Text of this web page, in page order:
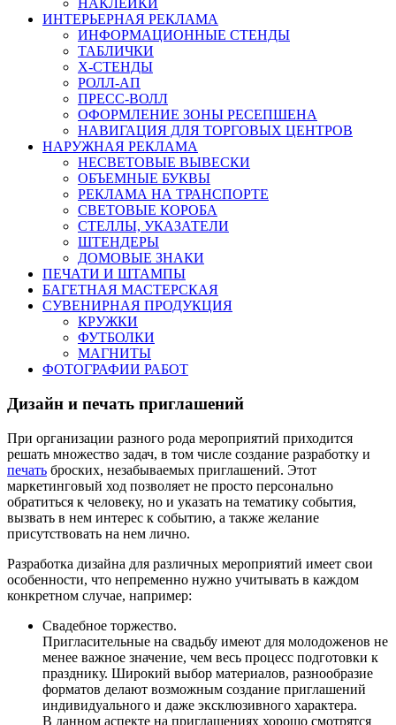
НАКЛЕЙКИ
ИНТЕРЬЕРНАЯ РЕКЛАМА
ИНФОРМАЦИОННЫЕ СТЕНДЫ
ТАБЛИЧКИ
X-СТЕНДЫ
РОЛЛ-АП
ПРЕСС-ВОЛЛ
ОФОРМЛЕНИЕ ЗОНЫ РЕСЕПШЕНА
НАВИГАЦИЯ ДЛЯ ТОРГОВЫХ ЦЕНТРОВ
НАРУЖНАЯ РЕКЛАМА
НЕСВЕТОВЫЕ ВЫВЕСКИ
ОБЪЕМНЫЕ БУКВЫ
РЕКЛАМА НА ТРАНСПОРТЕ
СВЕТОВЫЕ КОРОБА
СТЕЛЛЫ, УКАЗАТЕЛИ
ШТЕНДЕРЫ
ДОМОВЫЕ ЗНАКИ
ПЕЧАТИ И ШТАМПЫ
БАГЕТНАЯ МАСТЕРСКАЯ
СУВЕНИРНАЯ ПРОДУКЦИЯ
КРУЖКИ
ФУТБОЛКИ
МАГНИТЫ
ФОТОГРАФИИ РАБОТ
Дизайн и печать приглашений
При организации разного рода мероприятий приходится
решать множество задач, в том числе создание разработку и
печать броских, незабываемых приглашений. Этот
маркетинговый ход позволяет не просто персонально
обратиться к человеку, но и указать на тематику события,
вызвать в нем интерес к событию, а также желание
присутствовать на нем лично.
Разработка дизайна для различных мероприятий имеет свои
особенности, что непременно нужно учитывать в каждом
конкретном случае, например:
Свадебное торжество.
Пригласительные на свадьбу имеют для молодоженов не
менее важное значение, чем весь процесс подготовки к
празднику. Широкий выбор материалов, разнообразие
форматов делают возможным создание приглашений
индивидуального и даже эксклюзивного характера.
В данном аспекте на приглашениях хорошо смотрятся